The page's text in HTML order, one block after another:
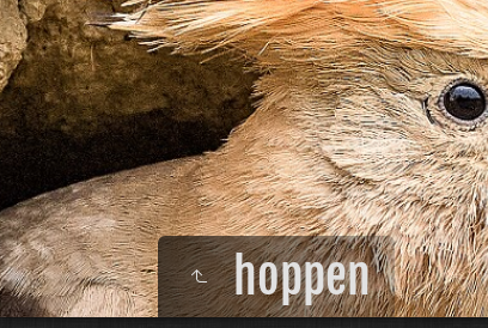
hoppen